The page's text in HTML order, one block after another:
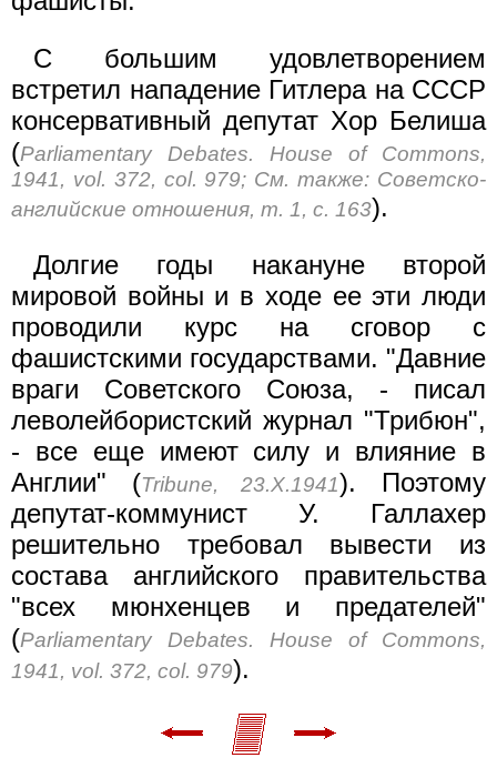
С большим удовлетворением
встретил нападение Гитлера на СССР
консервативный депутат Хор Белиша
(Parliamentary Debates. House of Commons,
1941, vol. 372, col. 979; Cм. также: Советско-
английские отношения, т. 1, с. 163).
Долгие годы накануне второй
мировой войны и в ходе ее эти люди
проводили курс на сговор с
фашистскими государствами. "Давние
враги Советского Союза, - писал
леволейбористский журнал "Трибюн",
- все еще имеют силу и влияние в
Англии" (Tribune, 23.X.1941). Поэтому
депутат-коммунист У. Галлахер
решительно требовал вывести из
состава английского правительства
"всех мюнхенцев и предателей"
(Parliamentary Debates. House of Commons,
1941, vol. 372, col. 979).